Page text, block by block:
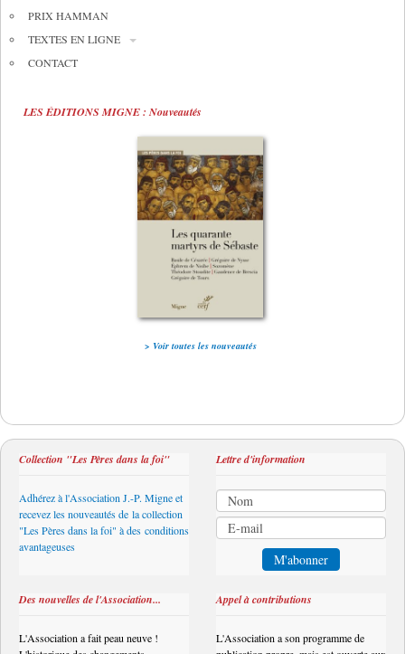
PRIX HAMMAN
TEXTES EN LIGNE
CONTACT
LES ÉDITIONS MIGNE : Nouveautés
> Voir toutes les nouveautés
Collection "Les Pères dans la foi"
Adhérez à l'Association J.-P. Migne et
recevez les nouveautés de la collection
"Les Pères dans la foi" à des conditions
avantageuses
Lettre d'information
Des nouvelles de l'Association...
L'Association a fait peau neuve !
Appel à contributions
L'Association a son programme de